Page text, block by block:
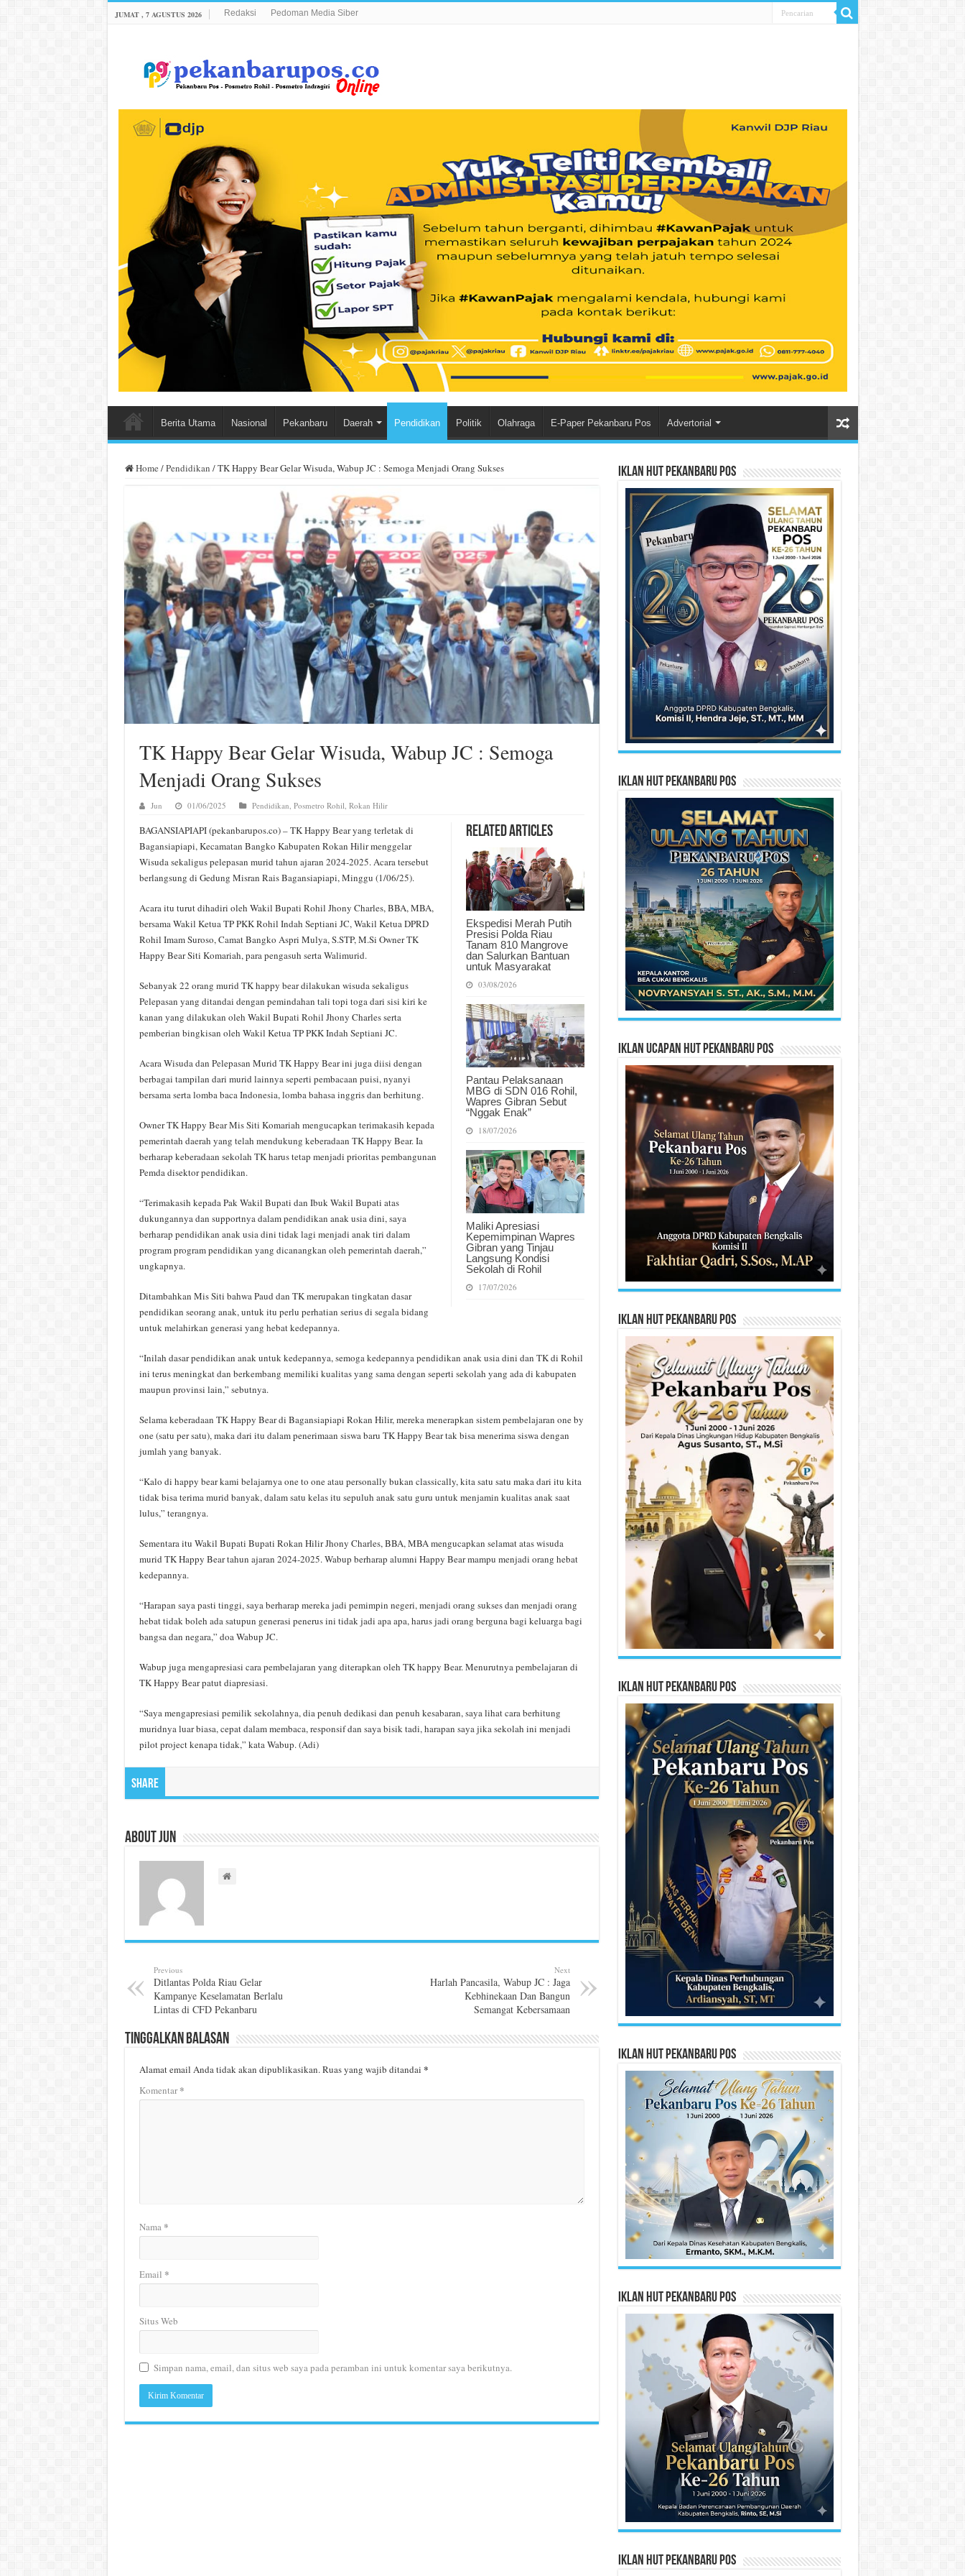
JUMAT , 7 AGUSTUS 2026 Redaksi Pedoman Media Siber
Berita Utama Nasional Pekanbaru Daerah Pendidikan Politik Olahraga E-Paper Pekanbaru Pos Advertorial
Home /Pendidikan /TK Happy Bear Gelar Wisuda, Wabup JC : Semoga Menjadi Orang Sukses
TK Happy Bear Gelar Wisuda, Wabup JC : Semoga
Menjadi Orang Sukses
Jun 01/06/2025 Pendidikan, Posmetro Rohil, Rokan Hilir
Related Articles
Ekspedisi Merah Putih
Presisi Polda Riau
Tanam 810 Mangrove
dan Salurkan Bantuan
untuk Masyarakat
03/08/2026
Pantau Pelaksanaan
MBG di SDN 016 Rohil,
Wapres Gibran Sebut
“Nggak Enak”
18/07/2026
Maliki Apresiasi
Kepemimpinan Wapres
Gibran yang Tinjau
Langsung Kondisi
Sekolah di Rohil
17/07/2026
BAGANSIAPIAPI (pekanbarupos.co) – TK Happy Bear yang terletak di
Bagansiapiapi, Kecamatan Bangko Kabupaten Rokan Hilir menggelar
Wisuda sekaligus pelepasan murid tahun ajaran 2024-2025. Acara tersebut
berlangsung di Gedung Misran Rais Bagansiapiapi, Minggu (1/06/25).
Acara itu turut dihadiri oleh Wakil Bupati Rohil Jhony Charles, BBA, MBA,
bersama Wakil Ketua TP PKK Rohil Indah Septiani JC, Wakil Ketua DPRD
Rohil Imam Suroso, Camat Bangko Aspri Mulya, S.STP, M.Si Owner TK
Happy Bear Siti Komariah, para pengasuh serta Walimurid.
Sebanyak 22 orang murid TK happy bear dilakukan wisuda sekaligus
Pelepasan yang ditandai dengan pemindahan tali topi toga dari sisi kiri ke
kanan yang dilakukan oleh Wakil Bupati Rohil Jhony Charles serta
pemberian bingkisan oleh Wakil Ketua TP PKK Indah Septiani JC.
Acara Wisuda dan Pelepasan Murid TK Happy Bear ini juga diisi dengan
berbagai tampilan dari murid lainnya seperti pembacaan puisi, nyanyi
bersama serta lomba baca Indonesia, lomba bahasa inggris dan berhitung.
Owner TK Happy Bear Mis Siti Komariah mengucapkan terimakasih kepada
pemerintah daerah yang telah mendukung keberadaan TK Happy Bear. Ia
berharap keberadaan sekolah TK harus tetap menjadi prioritas pembangunan
Pemda disektor pendidikan.
“Terimakasih kepada Pak Wakil Bupati dan Ibuk Wakil Bupati atas
dukungannya dan supportnya dalam pendidikan anak usia dini, saya
berharap pendidikan anak usia dini tidak lagi menjadi anak tiri dalam
program program pendidikan yang dicanangkan oleh pemerintah daerah,”
ungkapnya.
Ditambahkan Mis Siti bahwa Paud dan TK merupakan tingkatan dasar
pendidikan seorang anak, untuk itu perlu perhatian serius di segala bidang
untuk melahirkan generasi yang hebat kedepannya.
“Inilah dasar pendidikan anak untuk kedepannya, semoga kedepannya pendidikan anak usia dini dan TK di Rohil
ini terus meningkat dan berkembang memiliki kualitas yang sama dengan seperti sekolah yang ada di kabupaten
maupun provinsi lain,” sebutnya.
Selama keberadaan TK Happy Bear di Bagansiapiapi Rokan Hilir, mereka menerapkan sistem pembelajaran one by
one (satu per satu), maka dari itu dalam penerimaan siswa baru TK Happy Bear tak bisa menerima siswa dengan
jumlah yang banyak.
“Kalo di happy bear kami belajarnya one to one atau personally bukan classically, kita satu satu maka dari itu kita
tidak bisa terima murid banyak, dalam satu kelas itu sepuluh anak satu guru untuk menjamin kualitas anak saat
lulus,” terangnya.
Sementara itu Wakil Bupati Bupati Rokan Hilir Jhony Charles, BBA, MBA mengucapkan selamat atas wisuda
murid TK Happy Bear tahun ajaran 2024-2025. Wabup berharap alumni Happy Bear mampu menjadi orang hebat
kedepannya.
“Harapan saya pasti tinggi, saya berharap mereka jadi pemimpin negeri, menjadi orang sukses dan menjadi orang
hebat tidak boleh ada satupun generasi penerus ini tidak jadi apa apa, harus jadi orang berguna bagi keluarga bagi
bangsa dan negara,” doa Wabup JC.
Wabup juga mengapresiasi cara pembelajaran yang diterapkan oleh TK happy Bear. Menurutnya pembelajaran di
TK Happy Bear patut diapresiasi.
“Saya mengapresiasi pemilik sekolahnya, dia penuh dedikasi dan penuh kesabaran, saya lihat cara berhitung
muridnya luar biasa, cepat dalam membaca, responsif dan saya bisik tadi, harapan saya jika sekolah ini menjadi
pilot project kenapa tidak,” kata Wabup. (Adi)
Share
About Jun
Previous
Ditlantas Polda Riau Gelar
Kampanye Keselamatan Berlalu
Lintas di CFD Pekanbaru
Next
Harlah Pancasila, Wabup JC : Jaga
Kebhinekaan Dan Bangun
Semangat Kebersamaan
Tinggalkan Balasan
Alamat email Anda tidak akan dipublikasikan.Ruas yang wajib ditandai *
Komentar*
Nama *
Email *
Situs Web
Simpan nama, email, dan situs web saya pada peramban ini untuk komentar saya berikutnya.
Iklan HUT Pekanbaru Pos
Iklan HUT Pekanbaru Pos
Iklan Ucapan HUT Pekanbaru Pos
Iklan HUT Pekanbaru Pos
Iklan HUT Pekanbaru Pos
Iklan HUT Pekanbaru Pos
Iklan HUT Pekanbaru Pos
Iklan HUT Pekanbaru Pos